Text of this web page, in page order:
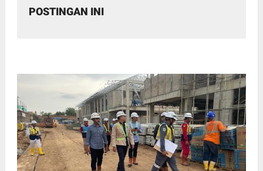
POSTINGAN INI